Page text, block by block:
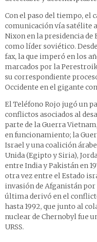
Con el paso del tiempo, el
comunicación vía satélite
Nixon en la presidencia de
como líder soviético.
fax, la que imperó en los
marcados por la
su correspondiente
Occidente en el gigante
El Teléfono Rojo jugó un
conflictos asociados al
parte de la Guerra
en funcionamiento; la
Israel y una coalición
Unida (Egipto y Siria),
entre India y Pakistán en
otra vez entre el Estado
invasión de Afganistán
última derivó en el
hasta 1992, que junto al
nuclear de Chernobyl fue
URSS.